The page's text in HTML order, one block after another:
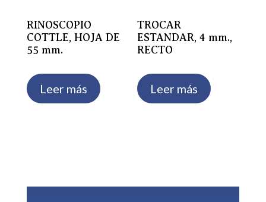
RINOSCOPIO
COTTLE, HOJA DE
55 mm.
Leer más
TROCAR
ESTANDAR, 4 mm.,
RECTO
Leer más